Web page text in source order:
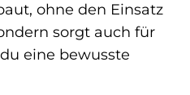
ohne den Einsatz
sorgt auch für
eine bewusste